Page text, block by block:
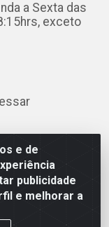
e de
publicidade
e melhorar a
a Sexta das
exceto
265 - Ariado,
000 - CNPJ